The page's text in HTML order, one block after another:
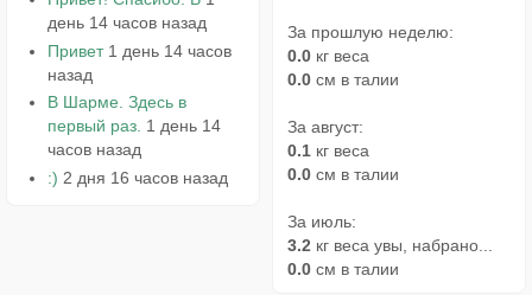
день 14 часов назад
Привет 1 день 14 часов
назад
В Шарме. Здесь в
первый раз. 1 день 14
часов назад
:) 2 дня 16 часов назад
За прошлую неделю:
0.0 кг веса
0.0 см в талии
За август:
0.1 кг веса
0.0 см в талии
За июль:
3.2 кг веса увы, набрано...
0.0 см в талии